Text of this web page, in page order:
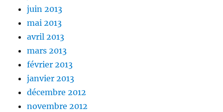
juin 2013
mai 2013
avril 2013
mars 2013
février 2013
janvier 2013
décembre 2012
novembre 2012